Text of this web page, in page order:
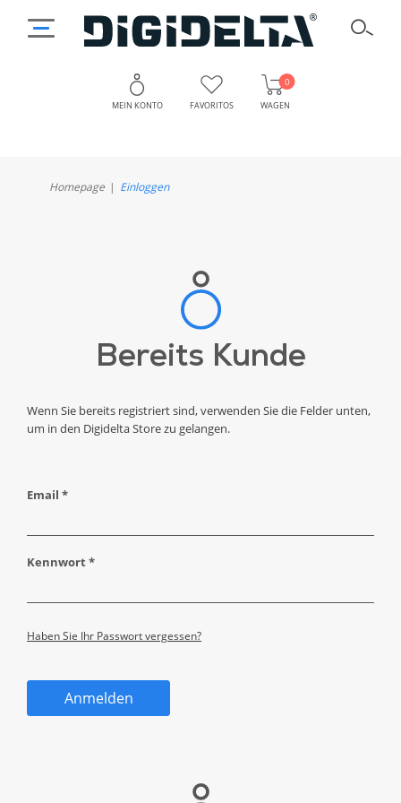
MEIN KONTO FAVORITOS WAGEN
0
Homepage Einloggen
Bereits Kunde
Wenn Sie bereits registriert sind, verwenden Sie die Felder unten,
um in den Digidelta Store zu gelangen.
Email *
Kennwort *
Haben Sie Ihr Passwort vergessen?
Anmelden